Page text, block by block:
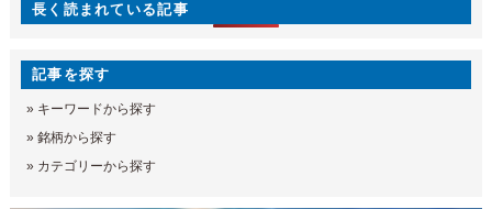
長く読まれている記事
記事を探す
» キーワードから探す
» 銘柄から探す
» カテゴリーから探す